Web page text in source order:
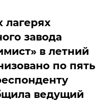
лагерях
завода
в летний
по пять
ведущий